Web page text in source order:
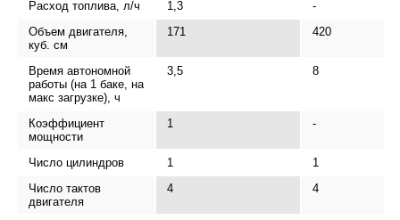
Расход топлива, л/ч
1,3
-
Объем двигателя,
куб. см
171 420
Время автономной
работы (на 1 баке, на
макс загрузке), ч
3,5 8
Коэффициент
мощности
1 -
Число цилиндров 1
1
Число тактов
двигателя
4 4